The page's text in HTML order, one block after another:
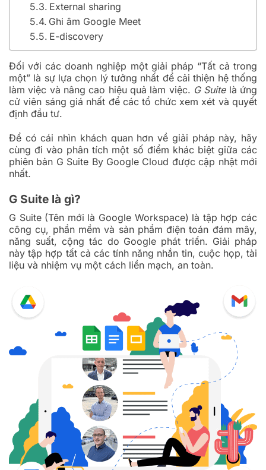
External sharing
Ghi âm Google Meet
E-discovery
Đối với các doanh nghiệp một giải pháp “Tất cả trong
một” là sự lựa chọn lý tưởng nhất để cải thiện hệ thống
làm việc và nâng cao hiệu quả làm việc. G Suitelà ứng
cử viên sáng giá nhất để các tổ chức xem xét và quyết
định đầu tư.
Để có cái nhìn khách quan hơn về giải pháp này, hãy
cùng đi vào phân tích một số điểm khác biệt giữa các
phiên bản G Suite By Google Cloud được cập nhật mới
nhất.
G Suite là gì?
G Suite (Tên mới là Google Workspace) là tập hợp các
công cụ, phần mềm và sản phẩm điện toán đám mây,
năng suất, cộng tác do Google phát triển. Giải pháp
này tập hợp tất cả các tính năng nhắn tin, cuộc họp, tài
liệu và nhiệm vụ một cách liền mạch, an toàn.